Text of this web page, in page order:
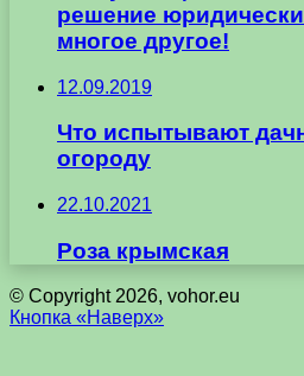
решение
многое другое!
12.09.2019
Что испытывают
огороду
22.10.2021
Роза крымская
© Copyright 2026, vohor.eu
Кнопка «Наверх»